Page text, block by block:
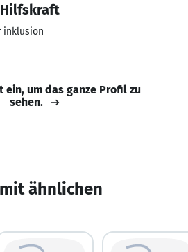
inklusion
ein, um das ganze Profil zu
sehen.
ähnlichen